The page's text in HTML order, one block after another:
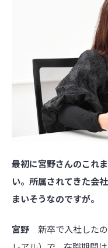
――最初に宮野さんのこ
い。所属されてきた会
まいそうなのですが。
宮野 新卒で入社した